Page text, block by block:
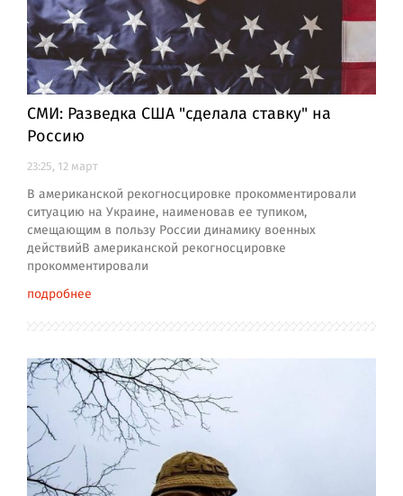
СМИ: Разведка США "сделала ставку" на
Россию
23:25, 12 март
В американской рекогносцировке прокомментировали
ситуацию на Украине, наименовав ее тупиком,
смещающим в пользу России динамику военных
действийВ американской рекогносцировке
прокомментировали
подробнее